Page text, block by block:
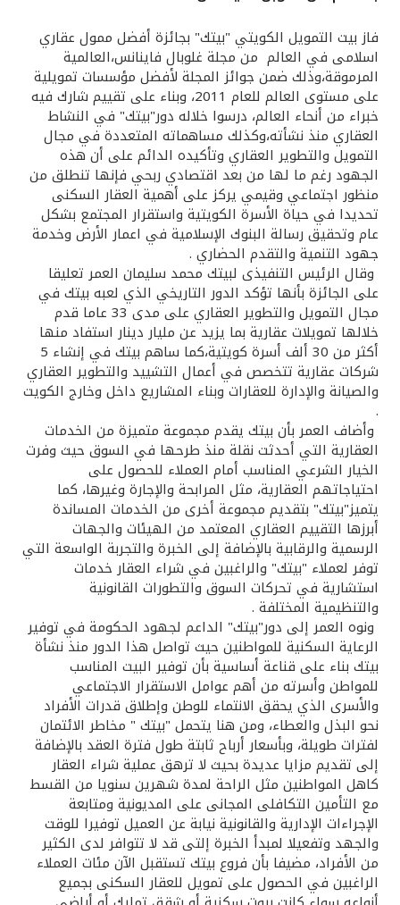
القنوات المصرفية
أدوات وخدمات
خدمات ما بعد البيع
اتصل بنا
مواقع الفروع وأجهزة الصرف الآلي
ألمانيا
ماليزيا
تركيا
مصر
المملكة المتحدة
مملكة البحرين
فاز بيت التمويل الكويتي "بيتك" بجائزة أفضل ممول عقاري
اسلامى في العالم من مجلة غلوبال فاينانس،العالمية
المرموقة،وذلك ضمن جوائز المجلة لأفضل مؤسسات تمويلية
على مستوى العالم للعام 2011، وبناء على تقييم شارك فيه
خبراء من أنحاء العالم، درسوا خلاله دور"بيتك" في النشاط
العقاري منذ نشأته،وكذلك مساهماته المتعددة في مجال
التمويل والتطوير العقاري وتأكيده الدائم على أن هذه
الجهود رغم ما لها من بعد اقتصادي ربحي فإنها تنطلق من
منظور اجتماعي وقيمي يركز على أهمية العقار السكنى
تحديدا في حياة الأسرة الكويتية واستقرار المجتمع بشكل
عام وتحقيق رسالة البنوك الإسلامية في اعمار الأرض وخدمة
جهود التنمية والتقدم الحضاري .
وقال الرئيس التنفيذى لبيتك محمد سليمان العمر تعليقا
على الجائزة بأنها تؤكد الدور التاريخي الذي لعبه بيتك في
مجال التمويل والتطوير العقاري على مدى 33 عاما قدم
خلالها تمويلات عقارية بما يزيد عن مليار دينار استفاد منها
أكثر من 30 ألف أسرة كويتية،كما ساهم بيتك في إنشاء 5
شركات عقارية تتخصص في أعمال التشييد والتطوير العقاري
والصيانة والإدارة للعقارات وبناء المشاريع داخل وخارج الكويت
.
وأضاف العمر بأن بيتك يقدم مجموعة متميزة من الخدمات
العقارية التي أحدثت نقلة منذ طرحها في السوق حيث وفرت
الخيار الشرعي المناسب أمام العملاء للحصول على
احتياجاتهم العقارية، مثل المرابحة والإجارة وغيرها، كما
يتميز"بيتك" بتقديم مجموعة أخرى من الخدمات المساندة
أبرزها التقييم العقاري المعتمد من الهيئات والجهات
الرسمية والرقابية بالإضافة إلى الخبرة والتجربة الواسعة التي
توفر لعملاء "بيتك" والراغبين في شراء العقار خدمات
استشارية في تحركات السوق والتطورات القانونية
والتنظيمية المختلفة .
ونوه العمر إلى دور"بيتك" الداعم لجهود الحكومة في توفير
الرعاية السكنية للمواطنين حيث تواصل هذا الدور منذ نشأة
بيتك بناء على قناعة أساسية بأن توفير البيت المناسب
للمواطن وأسرته من أهم عوامل الاستقرار الاجتماعي
والأسرى الذي يحقق الانتماء للوطن وإطلاق قدرات الأفراد
نحو البذل والعطاء، ومن هنا يتحمل "بيتك " مخاطر الائتمان
لفترات طويلة، وبأسعار أرباح ثابتة طول فترة العقد بالإضافة
إلى تقديم مزايا عديدة بحيث لا ترهق عملية شراء العقار
كاهل المواطنين مثل الراحة لمدة شهرين سنويا من القسط
مع التأمين التكافلى المجانى على المديونية ومتابعة
الإجراءات الإدارية والقانونية نيابة عن العميل توفيرا للوقت
والجهد وتفعيلا لمبدأ الخبرة إلتى قد لا تتوافر لدى الكثير
من الأفراد، مضيفا بأن فروع بيتك تستقبل الآن مئات العملاء
الراغبين في الحصول على تمويل للعقار السكنى بجميع